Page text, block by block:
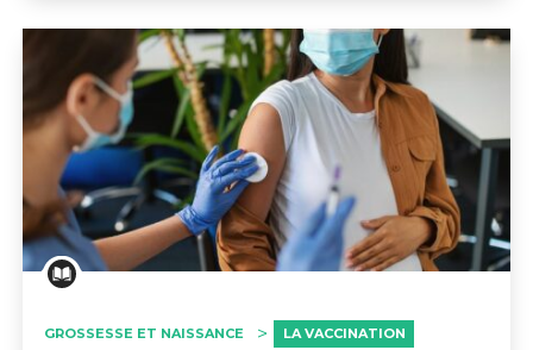
GROSSESSE ET NAISSANCE LA VACCINATION